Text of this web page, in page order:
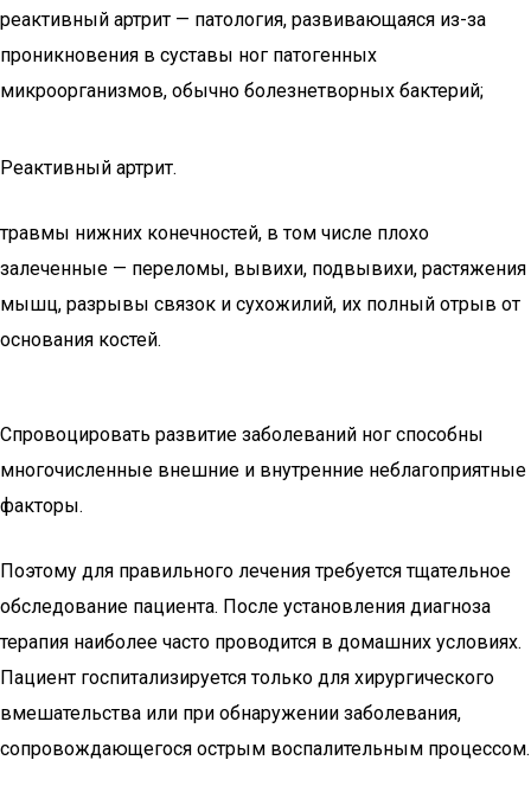
реактивный артрит — патология, развивающаяся из-за
проникновения в суставы ног патогенных
микроорганизмов, обычно болезнетворных бактерий;
Реактивный артрит.
травмы нижних конечностей, в том числе плохо
залеченные — переломы, вывихи, подвывихи, растяжения
мышц, разрывы связок и сухожилий, их полный отрыв от
основания костей.
Спровоцировать развитие заболеваний ног способны
многочисленные внешние и внутренние неблагоприятные
факторы.
Поэтому для правильного лечения требуется тщательное
обследование пациента. После установления диагноза
терапия наиболее часто проводится в домашних условиях.
Пациент госпитализируется только для хирургического
вмешательства или при обнаружении заболевания,
сопровождающегося острым воспалительным процессом.